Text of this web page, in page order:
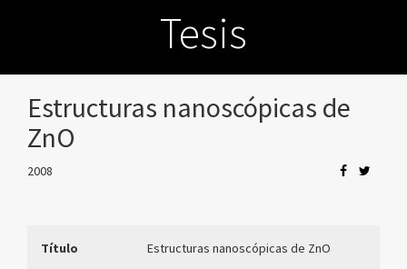
Tesis
Estructuras nanoscópicas de
ZnO
2008
Título Estructuras nanoscópicas de ZnO